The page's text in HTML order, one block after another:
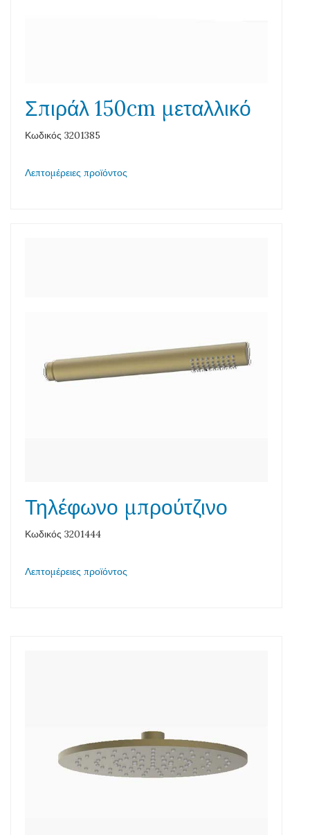
Σπιράλ 150cm μεταλλικό
Κωδικός 3201385
Λεπτομέρειες προϊόντος
Τηλέφωνο μπρούτζινο
Κωδικός 3201444
Λεπτομέρειες προϊόντος